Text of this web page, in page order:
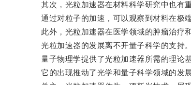
其次，光粒加速器在材料科学研究中也有重
通过对粒子的加速，可以观察到材料在极端
此外，光粒加速器在医学领域的肿瘤治疗和
光粒加速器的发展离不开量子科学的支持。
量子物理学提供了光粒加速器所需的理论基
它的出现推动了光学和量子科学领域的发展